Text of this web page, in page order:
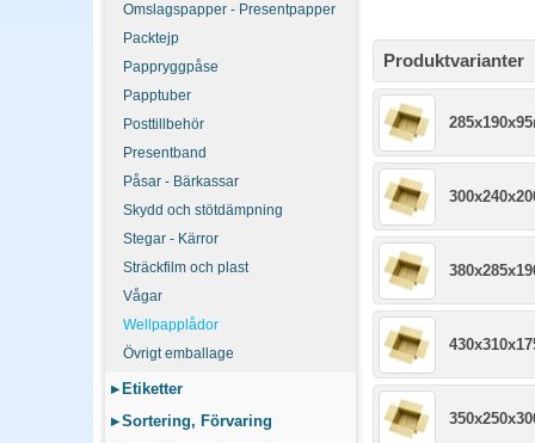
Omslagspapper - Presentpapper
Packtejp
Pappryggpåse
Papptuber
Posttillbehör
Presentband
Påsar - Bärkassar
Skydd och stötdämpning
Stegar - Kärror
Sträckfilm och plast
Vågar
Wellpapplådor
Övrigt emballage
▸ Etiketter
▸Sortering, Förvaring
Produktvarianter